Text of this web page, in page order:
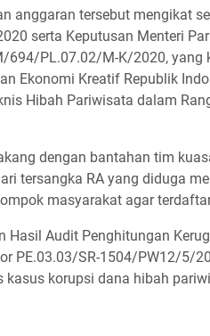
anggaran tersebut mengikat
serta Keputusan Menteri
694/PL.07.02/M-K/2020, yang
Ekonomi Kreatif Republik
Hibah Pariwisata dalam
dengan bantahan tim
tersangka RA yang diduga
masyarakat agar
Hasil Audit Penghitungan
PE.03.03/SR-1504/PW12/5/
kasus korupsi dana hibah